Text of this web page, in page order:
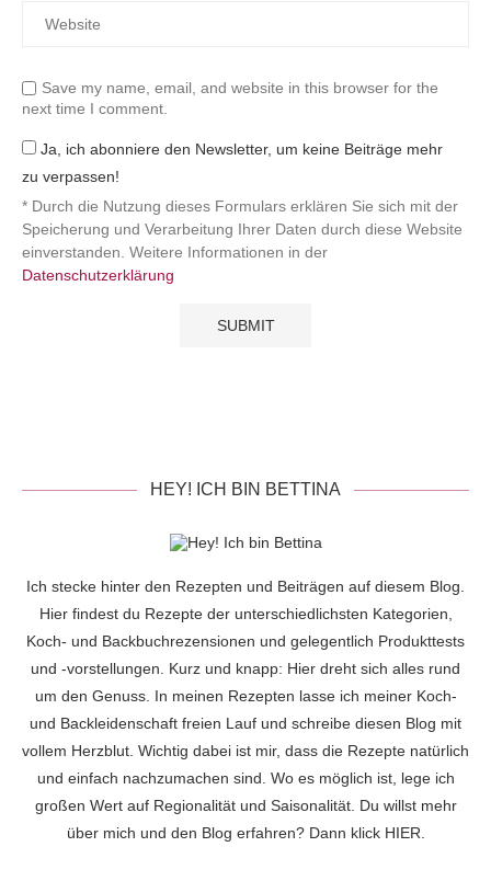
Save my name, email, and website in this browser for the
next time I comment.
Ja, ich abonniere den Newsletter, um keine Beiträge mehr
zu verpassen!
* Durch die Nutzung dieses Formulars erklären Sie sich mit der
Speicherung und Verarbeitung Ihrer Daten durch diese Website
einverstanden. Weitere Informationen in der
Datenschutzerklärung
HEY! ICH BIN BETTINA
Ich stecke hinter den Rezepten und Beiträgen auf diesem Blog.
Hier findest du Rezepte der unterschiedlichsten Kategorien,
Koch- und Backbuchrezensionen und gelegentlich Produkttests
und -vorstellungen. Kurz und knapp: Hier dreht sich alles rund
um den Genuss. In meinen Rezepten lasse ich meiner Koch-
und Backleidenschaft freien Lauf und schreibe diesen Blog mit
vollem Herzblut. Wichtig dabei ist mir, dass die Rezepte natürlich
und einfach nachzumachen sind. Wo es möglich ist, lege ich
großen Wert auf Regionalität und Saisonalität. Du willst mehr
über mich und den Blog erfahren? Dann klick HIER.